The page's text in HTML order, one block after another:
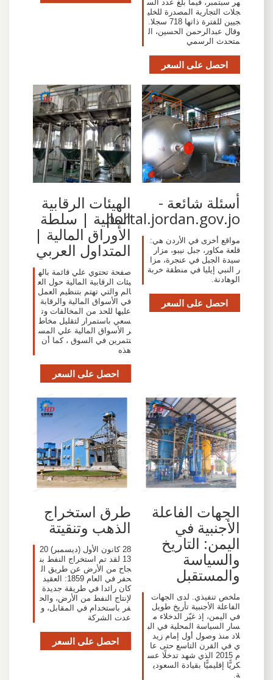
هر سبتمبر، فيما بلغ عدد الس
جلات التجارية المصدرة للخلي
جيين للفترة ذاتها 718 سجلا.
وقال عبدالرحمن الحسين، ال
متحدث الرسمي
احصل على السعر
أسئلة شائعة -
portal.jordan.gov.jo
مواقع أخرى في الأردن هي:
قلعة مكاور، جبل نيبو، مزار
سيدة الجبل في عنجرة، مزا
ر النبي إيليا في منطقة خربة
الوهادنة.
احصل على السعر
الهيئات الرقابية
المالية | سلطة
الأوراق المالية |
المتداول العربي
صفحة تحتوي علي قائمة باله
يئات الرقابية المالية حول الع
الم والتي تهتم بتنظيم العمل
في الأسواق المالية والرقابة
عليها للحد من المخالفات وت
سعي باستمرار لتقليل مخاط
ر الأسواق المالية علي المس
تثمرين في السوق ، كما أن
هذه
احصل على السعر
الجهات الفاعلة
الأجنبية في
اليمن: التاريخ
والسياسة
والمستقبل
ملخص تنفيذي. لدى الجهات
الفاعلة الأجنبية تأريخ طويل
في اليمن، إذ غيّر الدخلاء م
سار السياسة المحلية في الب
لاد منذ وصول أول إمام زيد
ي في القرن التاسع حتى عا
م 2015 الذي شهد تدخلًا عس
كريًّا إقليميًّا بقيادة السعودي
ة.
طرق استخراج
الذهب وتنقيتة
28 كانون الأول (ديسمبر) 20
13 لقد تم استخراج النفط بن
جاح من الأرض عن طريق ال
حفر في العام 1859: العقيد
كان رائدا في طريقة جديدة
لإنتاج النفط من الأرض، والح
فر باستخدام في المقابل، و
عدت الشركة
احصل على السعر